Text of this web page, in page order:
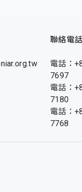
聯絡電話
電話：
7697
電話：
7180
電話：
7768